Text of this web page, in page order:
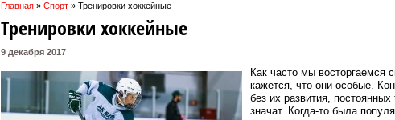
Главная » Спорт » Тренировки хоккейные
Тренировки хоккейные
9 декабря 2017
Как часто мы восторгаемся
кажется, что они особые.
без их развития,
значат. Когда-то была